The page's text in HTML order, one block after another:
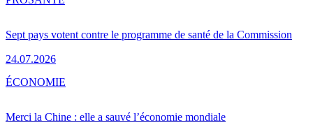
Sept pays votent contre le programme de santé de la Commission
24.07.2026
Merci la Chine : elle a sauvé l’économie mondiale
ÉCONOMIE